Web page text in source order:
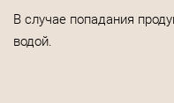
В случае попадания
водой.